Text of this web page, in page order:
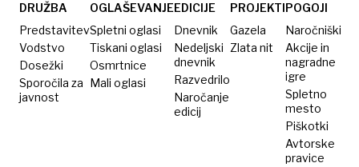
meri le
dobra
dva
metra
DRUŽBA
Predstavitev
Vodstvo
Dosežki
Sporočila za
javnost
OGLAŠEVANJE
Spletni oglasi
Tiskani oglasi
Osmrtnice
Mali oglasi
EDICIJE
Dnevnik
Nedeljski
dnevnik
Razvedrilo
Naročanje
edicij
PROJEKTI
Gazela
Zlata nit
POGOJI
Naročniški
Akcije in
nagradne
igre
Spletno
mesto
Piškotki
Avtorske
pravice